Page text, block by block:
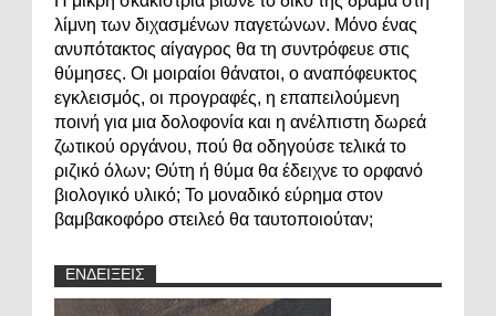
λίμνη των διχασμένων παγετώνων. Μόνο ένας
ανυπότακτος αίγαγρος θα τη συντρόφευε στις
θύμησες. Οι μοιραίοι θάνατοι, ο αναπόφευκτος
εγκλεισμός, οι προγραφές, η επαπειλούμενη
ποινή για μια δολοφονία και η ανέλπιστη δωρεά
ζωτικού οργάνου, πού θα οδηγούσε τελικά το
ριζικό όλων; Θύτη ή θύμα θα έδειχνε το ορφανό
βιολογικό υλικό; Το μοναδικό εύρημα στον
βαμβακοφόρο στειλεό θα ταυτοποιούταν;
ΕΝΔΕΙΞΕΙΣ